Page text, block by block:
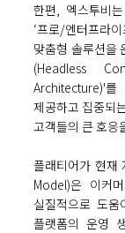
한편, 엑스투비는
‘프로/엔터프라이
맞춤형 솔루션을
(Headless
Architecture)'를
제공하고 집중되
고객들의 큰 호응
플래티어가 현재
Model)은 이커
실질적으로도
플랫폼의 운영